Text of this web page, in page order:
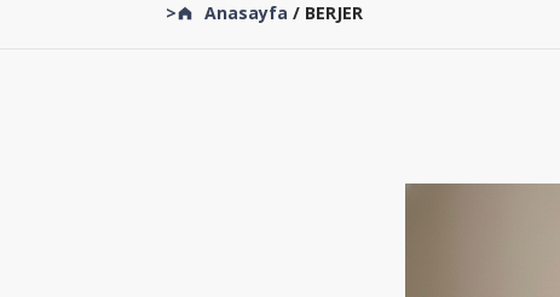
> Anasayfa / BERJER